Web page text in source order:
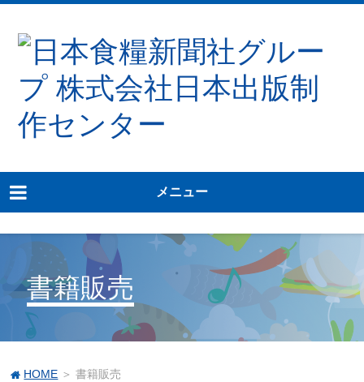
メニュー
書籍販売
HOME ＞ 書籍販売